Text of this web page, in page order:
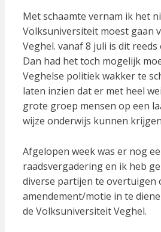
Met schaamte vernam ik het
Volksuniversiteit moest gaan
Veghel. vanaf 8 juli is dit reeds
Dan had het toch mogelijk
Veghelse politiek wakker te
laten inzien dat er met heel
grote groep mensen op een
wijze onderwijs kunnen
Afgelopen week was er nog
raadsvergadering en ik heb
diverse partijen te overtuigen
amendement/motie in te
de Volksuniversiteit Veghel.